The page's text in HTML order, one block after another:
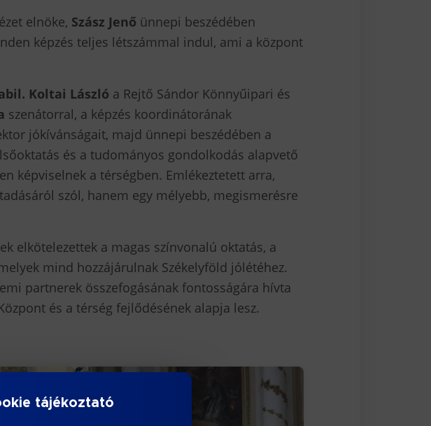
elnöke, Szász Jenő ünnepi beszédében
képzés teljes létszámmal indul, ami a központ
Koltai László a Rejtő Sándor Könnyűipari és
szenátorral, a képzés koordinátorának
jókívánságait, majd ünnepi beszédében a
és a tudományos gondolkodás alapvető
képviselnek a térségben. Emlékeztetett arra,
szól, hanem egy mélyebb, megismerésre
elkötelezettek a magas színvonalú oktatás, a
mind hozzájárulnak Székelyföld jólétéhez.
partnerek összefogásának fontosságára hívta
és a térség fejlődésének alapja lesz.
tájékoztató